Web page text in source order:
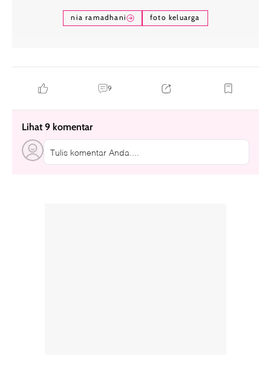
nia ramadhani foto keluarga
9
Lihat 9 komentar
Tulis komentar Anda....